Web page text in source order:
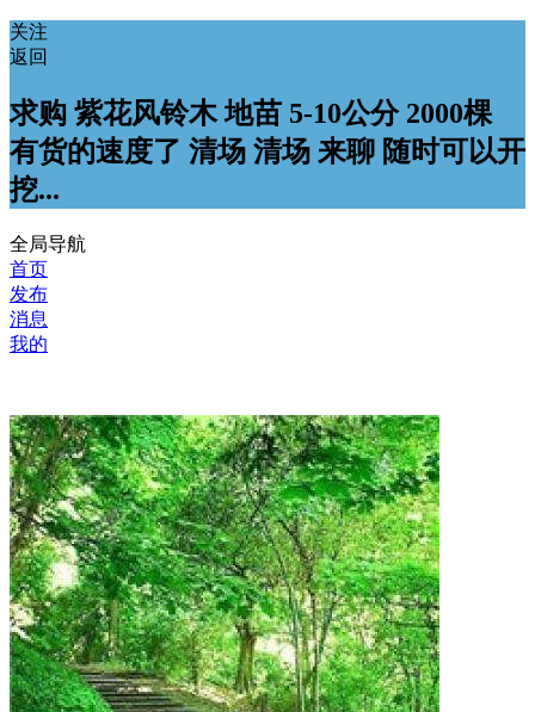
关注
返回
求购 紫花风铃木 地苗 5-10公分 2000棵
有货的速度了 清场 清场 来聊 随时可以开
挖...
全局导航
首页
发布
消息
我的